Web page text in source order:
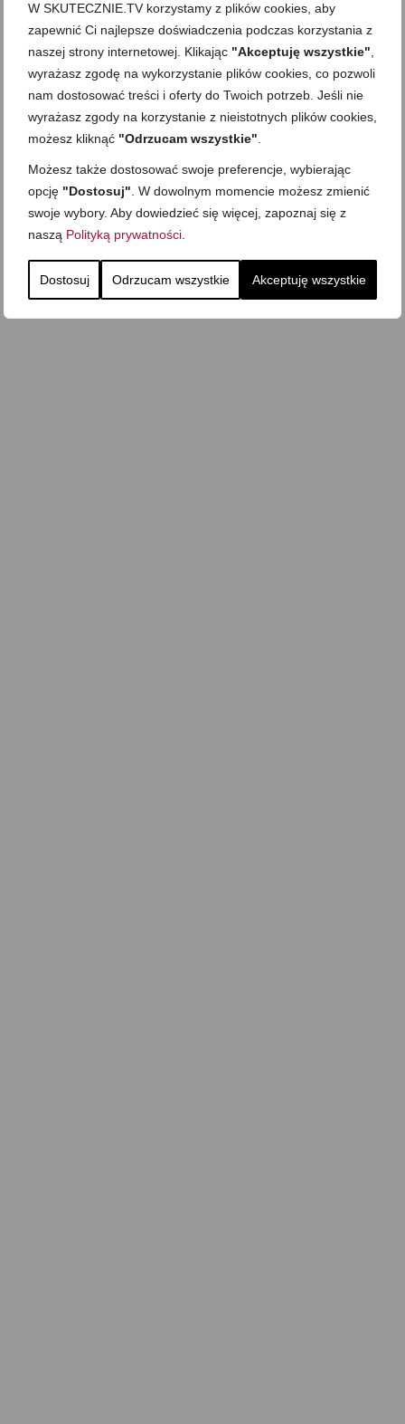
W SKUTECZNIE.TV korzystamy z plików cookies, aby
zapewnić Ci najlepsze doświadczenia podczas korzystania z
naszej strony internetowej. Klikając "Akceptuję wszystkie"
wyrażasz zgodę na wykorzystanie plików cookies, co pozwoli
nam dostosować treści i oferty do Twoich potrzeb. Jeśli nie
wyrażasz zgody na korzystanie z nieistotnych plików cookies,
możesz kliknąć "Odrzucam wszystkie"
Możesz także dostosować swoje preferencje, wybierając
opcję "Dostosuj" . W dowolnym momencie możesz zmienić
swoje wybory. Aby dowiedzieć się więcej, zapoznaj się z
naszą Polityką prywatności
Dostosuj Odrzucam wszystkie Akceptuję wszystkie
Gołąbki z cukinii
mięsem i pieczarkami. I
prosta sałatka
Kotlety ruskie
(zawsze się uda!)